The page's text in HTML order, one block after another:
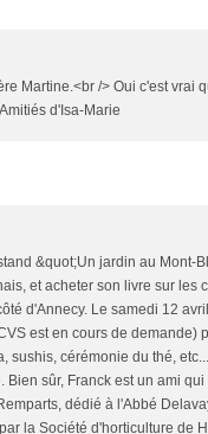
Martine.<br /> Oui c'est vrai
d'Isa-Marie
&quot;Un jardin au Mont-
et acheter son livre sur les
d'Annecy. Le samedi 12
est en cours de demande)
sushis, cérémonie du thé,
Bien sûr, Franck est un ami
dédié à l'Abbé
la Société d'horticulture de